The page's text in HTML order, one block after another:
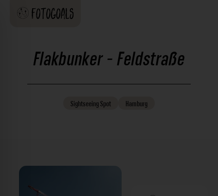
Flakbunker - Feldstraße
SightseeingSpot Hamburg